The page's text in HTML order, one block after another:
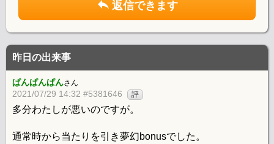
返信できます
昨日の出来事
ぱんぱんぱんさん
2021/07/29 14:32 #5381646 評
多分わたしが悪いのですが。
通常時から当たりを引き夢幻bonusでした。